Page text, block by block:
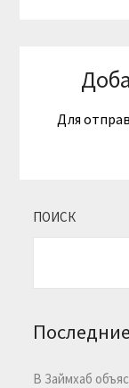
Для
ПОИСК
В Займхаб